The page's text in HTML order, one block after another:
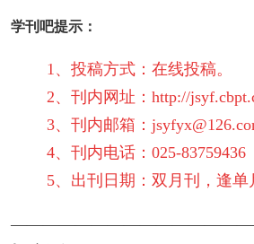
学刊吧提示：
1、投稿方式：在线投稿。
2、刊内网址：http://
3、刊内邮箱：
4、刊内电话：025-83759436
5、出刊日期：双月刊，逢单